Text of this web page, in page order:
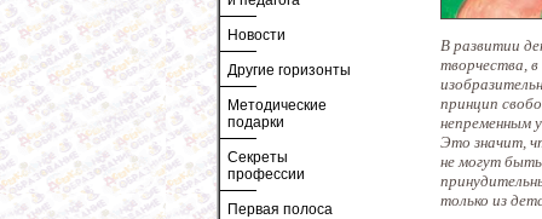
Новости
Другие горизонты
Методические
подарки
Секреты
профессии
Первая полоса
В развитии
творчества,
принцип
непременным
Это значит,
не могут
только из